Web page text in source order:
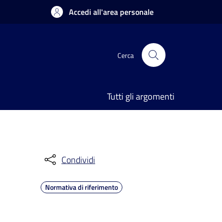
Accedi all'area personale
Cerca
Tutti gli argomenti
Condividi
Normativa di riferimento